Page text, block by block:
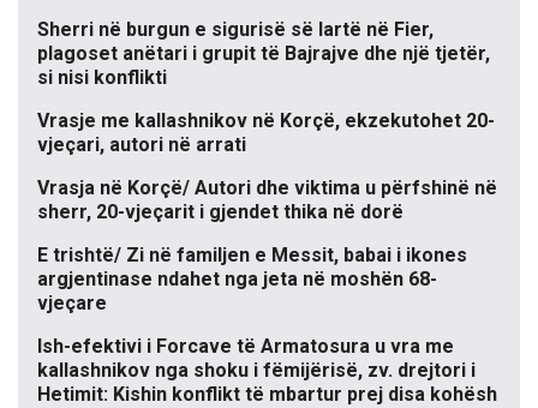
Sherri në burgun e sigurisë së lartë në Fier,
plagoset anëtari i grupit të Bajrajve dhe një tjetër,
si nisi konflikti
Vrasje me kallashnikov në Korçë, ekzekutohet 20-
vjeçari, autori në arrati
Vrasja në Korçë/ Autori dhe viktima u përfshinë në
sherr, 20-vjeçarit i gjendet thika në dorë
E trishtë/ Zi në familjen e Messit, babai i ikones
argjentinase ndahet nga jeta në moshën 68-
vjeçare
Ish-efektivi i Forcave të Armatosura u vra me
kallashnikov nga shoku i fëmijërisë, zv. drejtori i
Hetimit: Kishin konflikt të mbartur prej disa kohësh